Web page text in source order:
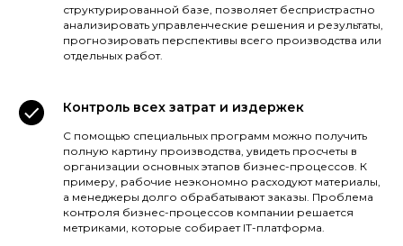
структурированной базе, позволяет беспристрастно
анализировать управленческие решения и результаты,
прогнозировать перспективы всего производства или
отдельных работ.
Контроль всех затрат и издержек
С помощью специальных программ можно получить
полную картину производства, увидеть просчеты в
организации основных этапов бизнес-процессов. К
примеру, рабочие неэкономно расходуют материалы,
а менеджеры долго обрабатывают заказы. Проблема
контроля бизнес-процессов компании решается
метриками, которые собирает IT-платформа.